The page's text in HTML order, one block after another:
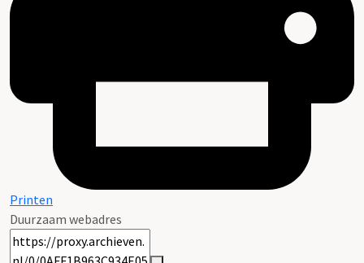
Printen
Duurzaam webadres